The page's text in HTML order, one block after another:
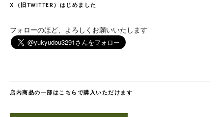
X（旧TWITTER）はじめました
フォローのほど、よろしくお願いいたします
店内商品の一部はこちらで購入いただけます